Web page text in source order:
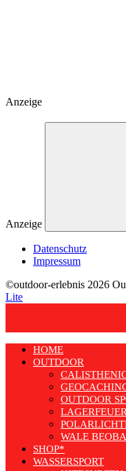
Anzeige
Anzeige
Datenschutz
Impressum
©outdoor-erlebnis 2026
Lite
HOME
OUTDOOR
OUTDOOR
WALE
SHOP*
WASSERSPORT